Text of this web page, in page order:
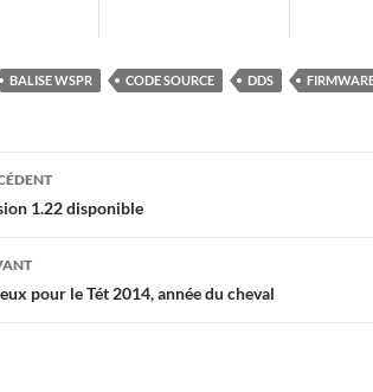
BALISE WSPR CODE SOURCE DDS
1.22 disponible
pour le Tét 2014, année du cheval